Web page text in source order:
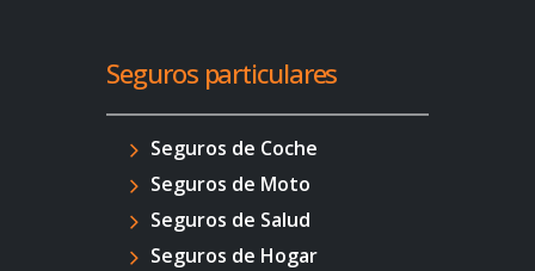
Seguros particulares
Seguros de Coche
Seguros de Moto
Seguros de Salud
Seguros de Hogar